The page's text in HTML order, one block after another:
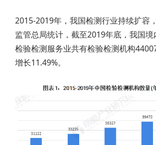
2015-2019年，我国检测行业持续扩容
监管总局统计，截至2019年底，我国
检验检测服务业共有检验检测机构
增长11.49%。